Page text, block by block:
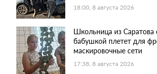
18:00, 8 августа 2026
Школьница из Саратова
бабушкой плетет для
маскировочные сети
17:38, 8 августа 2026